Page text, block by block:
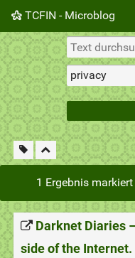
TCFIN - Microblog
Tag-Cloud Täglich
1 Ergebnis markiert
Darknet Diaries
side of the Internet.